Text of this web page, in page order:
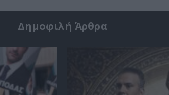
Δημοφιλή Άρθρα